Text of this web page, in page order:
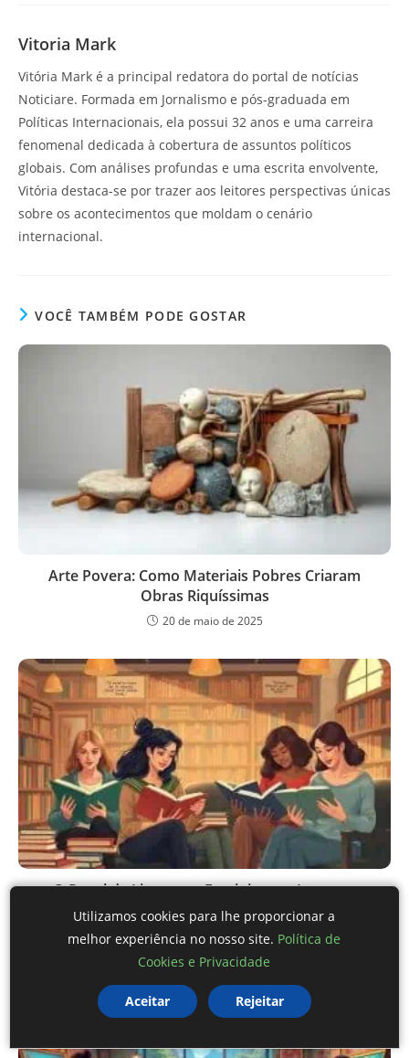
Vitoria Mark
Vitória Mark é a principal redatora do portal de notícias
Noticiare. Formada em Jornalismo e pós-graduada em
Políticas Internacionais, ela possui 32 anos e uma carreira
fenomenal dedicada à cobertura de assuntos políticos
globais. Com análises profundas e uma escrita envolvente,
Vitória destaca-se por trazer aos leitores perspectivas únicas
sobre os acontecimentos que moldam o cenário
internacional.
VOCÊ TAMBÉM PODE GOSTAR
Arte Povera: Como Materiais Pobres Criaram
Obras Riquíssimas
20 de maio de 2025
O Papel da Literatura Feminista na Luta por
Direitos e Igualdade
29 de outubro de 2025
Utilizamos cookies para lhe proporcionar a
melhor experiência no nosso site. Política de
Cookies e Privacidade
Aceitar Rejeitar